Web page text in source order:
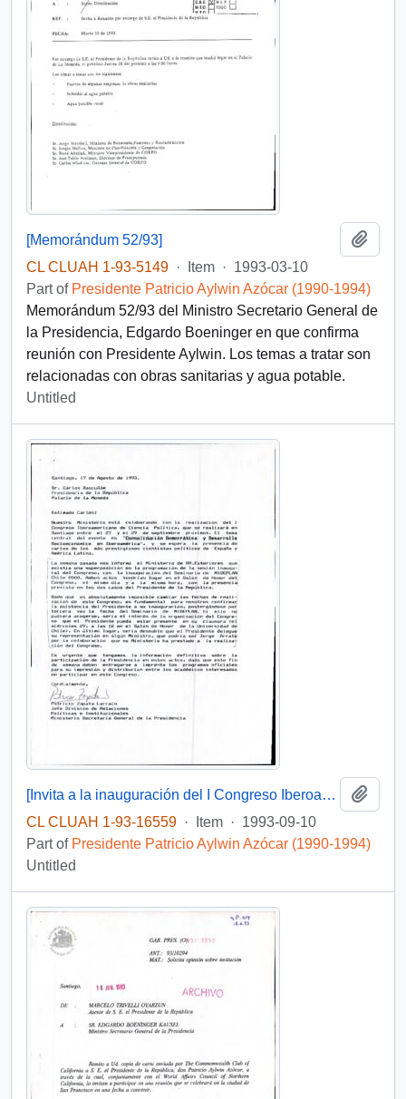
[Memorándum 52/93]
CL CLUAH 1-93-5149 · Item · 1993-03-10
Part of Presidente Patricio Aylwin Azócar (1990-1994)
Memorándum 52/93 del Ministro Secretario General de
la Presidencia, Edgardo Boeninger en que confirma
reunión con Presidente Aylwin. Los temas a tratar son
relacionadas con obras sanitarias y agua potable.
Untitled
[Invita a la inauguración del I Congreso Iberoamericano de Ciencias Política]
CL CLUAH 1-93-16559 · Item · 1993-09-10
Part of Presidente Patricio Aylwin Azócar (1990-1994)
Untitled